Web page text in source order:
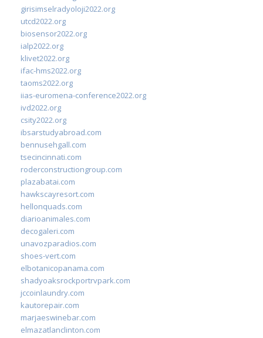
girisimselradyoloji2022.org
utcd2022.org
biosensor2022.org
ialp2022.org
klivet2022.org
ifac-hms2022.org
taoms2022.org
iias-euromena-conference2022.org
ivd2022.org
csity2022.org
ibsarstudyabroad.com
bennusehgall.com
tsecincinnati.com
roderconstructiongroup.com
plazabatai.com
hawkscayresort.com
hellonquads.com
diarioanimales.com
decogaleri.com
unavozparadios.com
shoes-vert.com
elbotanicopanama.com
shadyoaksrockportrvpark.com
jccoinlaundry.com
kautorepair.com
marjaeswinebar.com
elmazatlanclinton.com